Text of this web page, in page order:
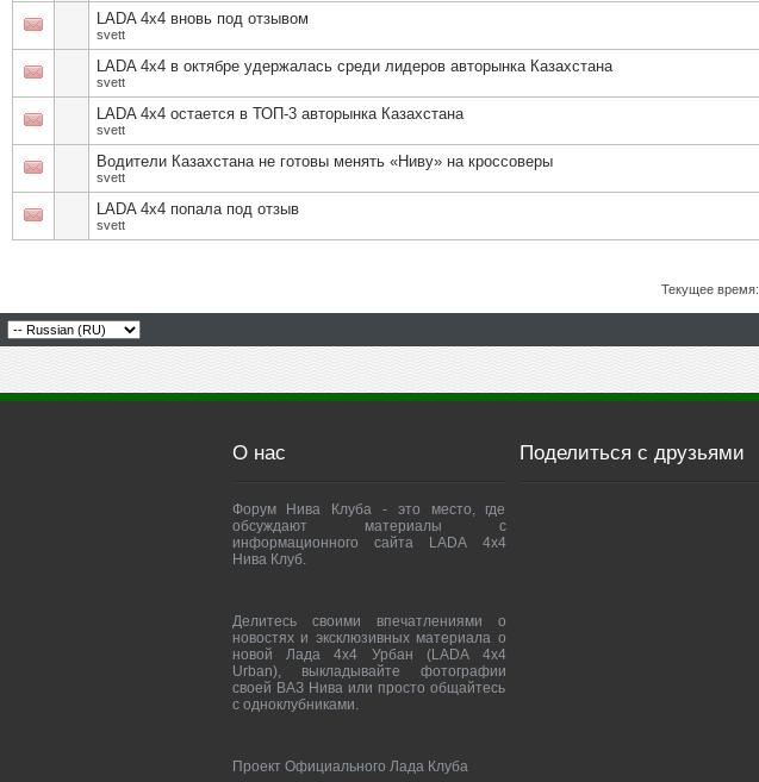
LADA 4х4 вновь под отзывом
svett
LADA 4х4 в октябре удержалась среди лидеров авторынка Казахстана
svett
LADA 4х4 остается в ТОП-3 авторынка Казахстана
svett
Водители Казахстана не готовы менять «Ниву» на кроссоверы
svett
LADA 4х4 попала под отзыв
svett
Текущее время:
О нас
Форум Нива Клуба - это место, где
обсуждают материалы с
информационного сайта LADA 4x4
Нива Клуб.
Делитесь своими впечатлениями о
новостях и эксклюзивных материала о
новой Лада 4х4 Урбан (LADA 4x4
Urban), выкладывайте фотографии
своей ВАЗ Нива или просто общайтесь
с одноклубниками.
Проект Официального Лада Клуба
Поделиться с друзьями